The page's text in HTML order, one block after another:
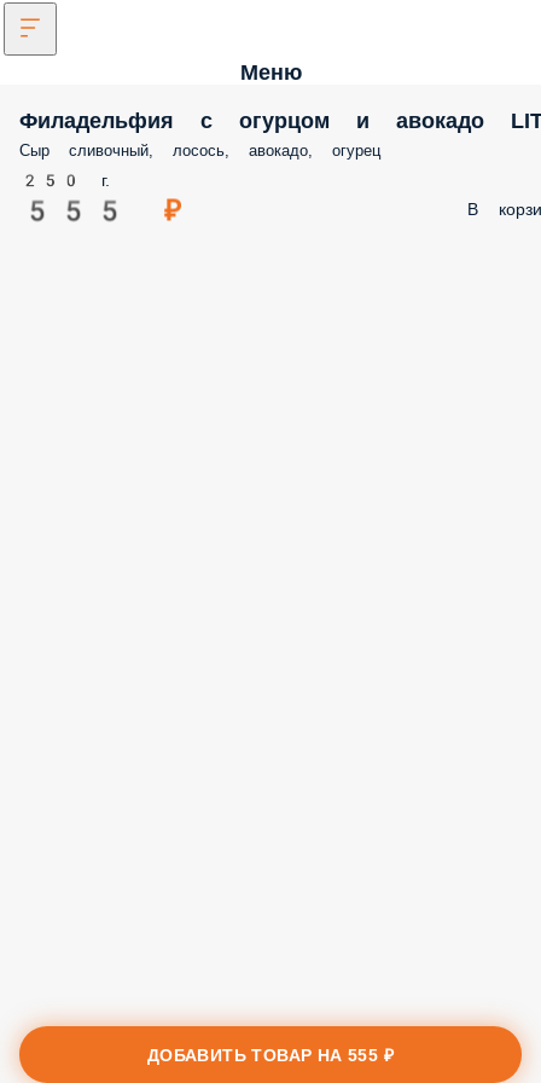
Меню
Филадельфия с огурцом и авокадо
Сыр сливочный, лосось, авокадо, огурец
250 г.
555 ₽ В
ДОБАВИТЬ ТОВАР НА555 ₽